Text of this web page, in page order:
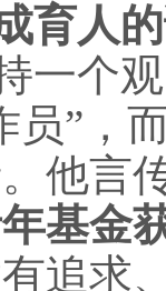
育人
一个
员”，
他言
基金
追求